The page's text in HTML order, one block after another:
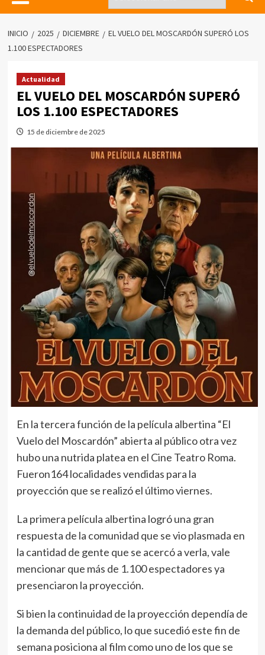
INICIO 2025 DICIEMBRE
EL VUELO DEL MOSCARDÓN SUPERÓ LOS
1.100 ESPECTADORES
Actualidad
EL VUELO DEL MOSCARDÓN SUPERÓ
LOS 1.100 ESPECTADORES
15 de diciembre de 2025
En la tercera función de la película albertina “El
Vuelo del Moscardón” abierta al público otra vez
hubo una nutrida platea en el Cine Teatro Roma.
Fueron164 localidades vendidas para la
proyección que se realizó el último viernes.
La primera película albertina logró una gran
respuesta de la comunidad que se vio plasmada en
la cantidad de gente que se acercó a verla, vale
mencionar que más de 1.100 espectadores ya
presenciaron la proyección.
Si bien la continuidad de la proyección dependía de
la demanda del público, lo que sucedió este fin de
semana posiciona al film como uno de los que se